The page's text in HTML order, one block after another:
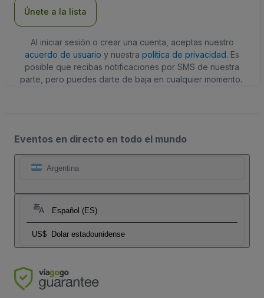
Únete a la lista
Al iniciar sesión o crear una cuenta, aceptas nuestro
acuerdo de usuario y nuestra política de privacidad. Es
posible que recibas notificaciones por SMS de nuestra
parte, pero puedes darte de baja en cualquier momento.
Eventos en directo en todo el mundo
Argentina
Español (ES)
US$ Dolar estadounidense